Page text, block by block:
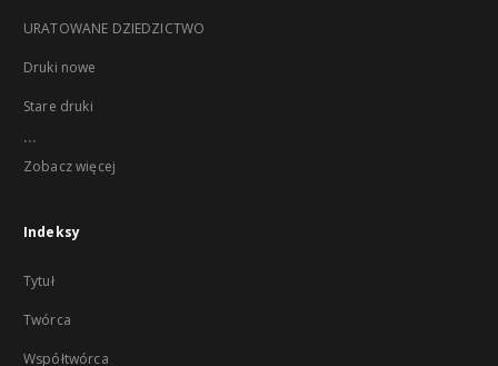
URATOWANE DZIEDZICTWO
Druki nowe
Stare druki
...
Zobacz więcej
Indeksy
Tytuł
Twórca
Współtwórca